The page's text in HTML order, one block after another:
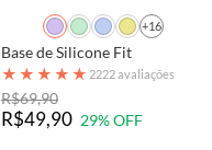
+16
Base de Silicone Fit
★ ★ ★ ★ ★ 2222 avaliações
R$69,90
R$49,90 29% OFF